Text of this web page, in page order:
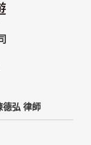
德弘 律師